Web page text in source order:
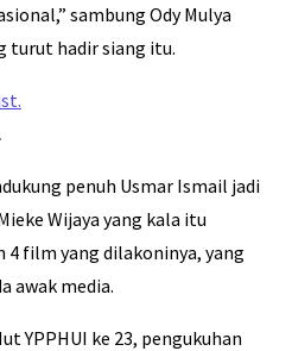
sambung Ody Mulya
turut hadir siang itu.
penuh Usmar Ismail jadi
Wijaya yang kala itu
4 film yang dilakoninya, yang
awak media.
YPPHUI ke 23, pengukuhan